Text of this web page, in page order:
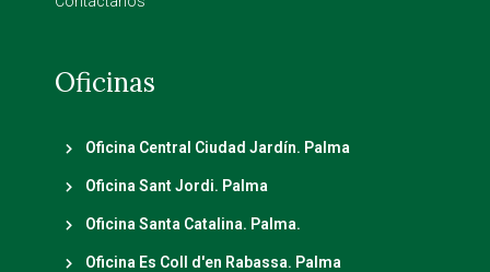
Oficinas
Oficina Central Ciudad Jardín. Palma
Oficina Sant Jordi. Palma
Oficina Santa Catalina. Palma.
Oficina Es Coll d'en Rabassa. Palma